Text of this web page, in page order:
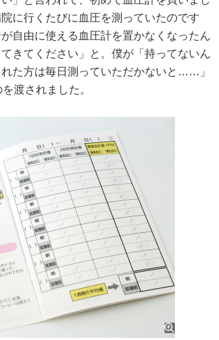
に行くたびに血圧を測っていたのです
自由に使える血圧計を置かなくなったん
きてください」と。僕が「持ってないん
た方は毎日測っていただかないと……」
渡されました。